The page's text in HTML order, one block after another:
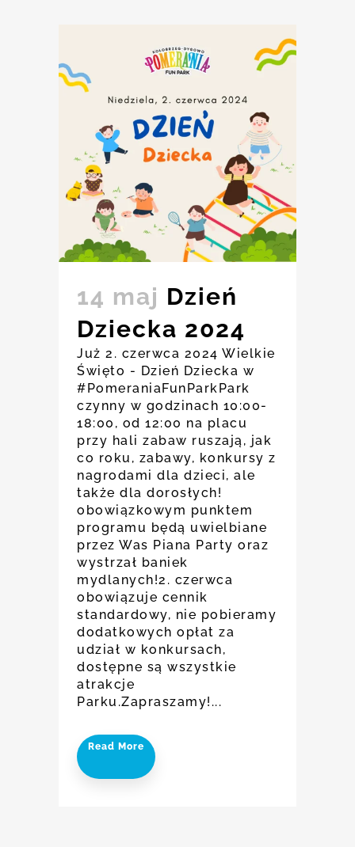
14 maj Dzień
Dziecka 2024
Już 2. czerwca 2024 Wielkie
Święto - Dzień Dziecka w
#PomeraniaFunParkPark
czynny w godzinach 10:00-
18:00, od 12:00 na placu
przy hali zabaw ruszają, jak
co roku, zabawy, konkursy z
nagrodami dla dzieci, ale
także dla dorosłych!
obowiązkowym punktem
programu będą uwielbiane
przez Was Piana Party oraz
wystrzał baniek
mydlanych!2. czerwca
obowiązuje cennik
standardowy, nie pobieramy
dodatkowych opłat za
udział w konkursach,
dostępne są wszystkie
atrakcje
Parku.Zapraszamy!...
Read More